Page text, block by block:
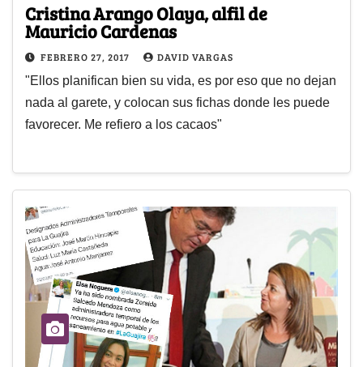
Cristina Arango Olaya, alfil de
Mauricio Cardenas
FEBRERO 27, 2017 DAVID VARGAS
"Ellos planifican bien su vida, es por eso que no dejan
nada al garete, y colocan sus fichas donde les puede
favorecer. Me refiero a los cacaos"